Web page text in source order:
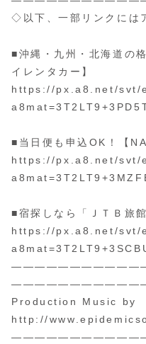
◇以下、一部リンクには
■沖縄・九州・北海道の
イレンタカー】
https://px.a8.net/svt/
■当日便も申込OK！【
https://px.a8.net/svt/
■宿探しなら「ＪＴＢ旅
https://px.a8.net/svt/
Production Music by
http://